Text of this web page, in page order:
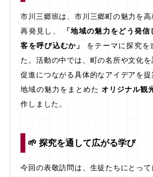
市川三郷班は、市川三郷町の魅力を
再発見し、
「地域の魅力をどう発
客を呼び込むか」
をテーマに探究を
た。 活動の中では、町の名所や文化
促進につながる具体的なアイデアを提
地域の魅力をまとめたオリジナル観
作しました。
🌱 探究を通して広がる学び
今回の表敬訪問は、生徒たちにとっ